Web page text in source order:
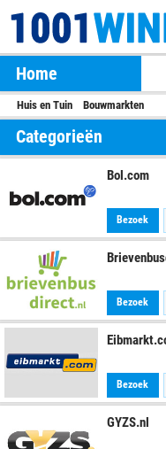
Home
Huis en Tuin Bouwmarkten
Categorieën
Bol.com
Bezoek
Bezoek
Bezoek
GYZS.nl